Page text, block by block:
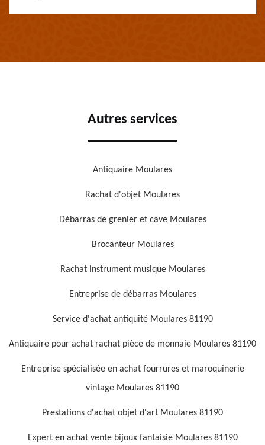
Autres services
Antiquaire Moulares
Rachat d'objet Moulares
Débarras de grenier et cave Moulares
Brocanteur Moulares
Rachat instrument musique Moulares
Entreprise de débarras Moulares
Service d'achat antiquité Moulares 81190
Antiquaire pour achat rachat pièce de monnaie Moulares 81190
Entreprise spécialisée en achat fourrures et maroquinerie
vintage Moulares 81190
Prestations d'achat objet d'art Moulares 81190
Expert en achat vente bijoux fantaisie Moulares 81190